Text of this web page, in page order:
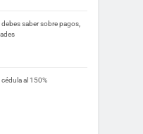
saber sobre pagos,
al 150%